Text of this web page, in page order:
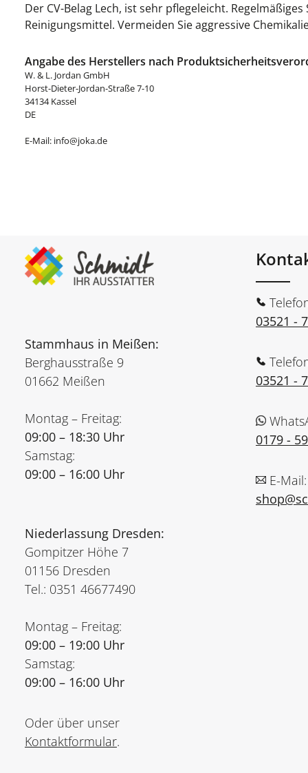
Der CV-Belag Lech, ist sehr pflegeleicht.
Reinigungsmittel. Vermeiden Sie aggressive
Angabe des Herstellers nach
W. & L. Jordan GmbH
Horst-Dieter-Jordan-Straße 7-10
34134 Kassel
DE
E-Mail: info@joka.de
Stammhaus in Meißen:
Berghausstraße 9
01662 Meißen
Montag – Freitag:
09:00 – 18:30 Uhr
Samstag:
09:00 – 16:00 Uhr
Niederlassung Dresden:
Gompitzer Höhe 7
01156 Dresden
Tel.: 0351 46677490
Montag – Freitag:
09:00 – 19:00 Uhr
Samstag:
09:00 – 16:00 Uhr
Oder über unser
Kontaktformular.
03521 -
03521 -
0179 -
E-Mail: